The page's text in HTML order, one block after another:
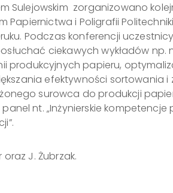
Sulejowskim zorganizowano
Papiernictwa i Poligrafii
Podczas konferencji
ciekawych wykładów
produkcyjnych papieru,
efektywności
surowca do produkcji
nt. „Inżynierskie kompetencje
J. Żubrzak.